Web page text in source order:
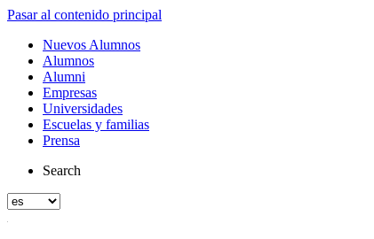
Pasar al contenido principal
Nuevos Alumnos
Alumnos
Alumni
Empresas
Universidades
Escuelas y familias
Prensa
Search